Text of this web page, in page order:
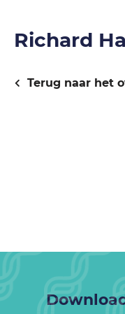
Richard
Terug naar het